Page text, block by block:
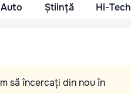
Auto Știință Hi-Tech
să încercați din nou în